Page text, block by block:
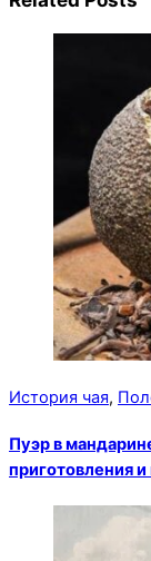
История чая,
Пуэр в
приготовления